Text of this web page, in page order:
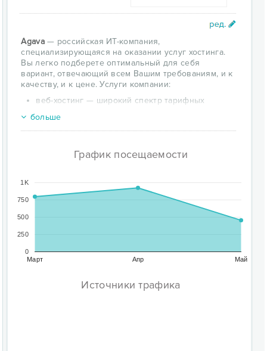
Agava— российская ИТ-компания,
специализирующаяся на оказании услуг хостинга.
Вы легко подберете оптимальный для себя
вариант, отвечающий всем Вашим требованиям, и к
качеству, и к цене. Услуги компании:
веб-хостинг — широкий спектр тарифных
индивидуальный подход;
услуги Dedicated (аренда выделенных серверов)
и Colocation (установка собственного
оборудования на Интернет-площадку). Самые
доступные цены на российском рынке, широкий
администрирование;
.MSK.RU, .SPB.RU, .COM, .NET, .ORG, .INFO, .BIZ,
.SU. Моментальная проверка доменного имени.
больше
График посещаемости
Март Апр Май
0
250
500
750
1K
Источники трафика